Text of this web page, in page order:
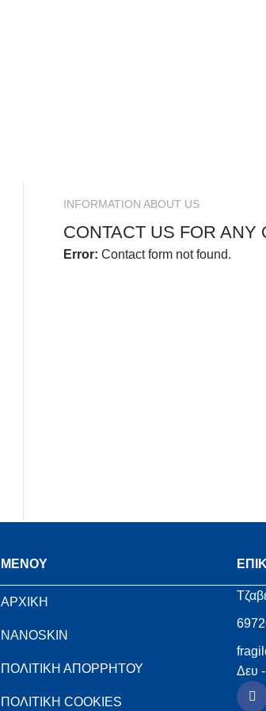
INFORMATION ABOUT US
CONTACT US FOR ANY
Error: Contact form not found.
MENOY
ΑΡΧΙΚΗ
NANOSKIN
ΠΟΛΙΤΙΚΗ ΑΠΟΡΡΗΤΟΥ
ΠΟΛΙΤΙΚΗ COOKIES
Δευ